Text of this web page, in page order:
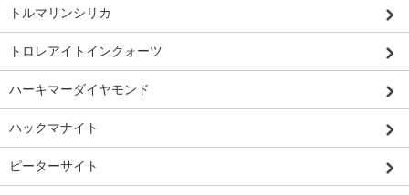
トルマリンシリカ
トロレアイトインクォーツ
ハーキマーダイヤモンド
ハックマナイト
ピーターサイト